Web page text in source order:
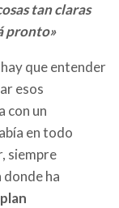
tan claras
pronto»
que entender
esos
con un
en todo
siempre
donde ha